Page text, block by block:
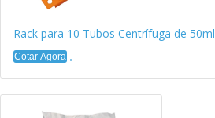
Rack para 10 Tubos Centrífuga de 50ml
Cotar Agora